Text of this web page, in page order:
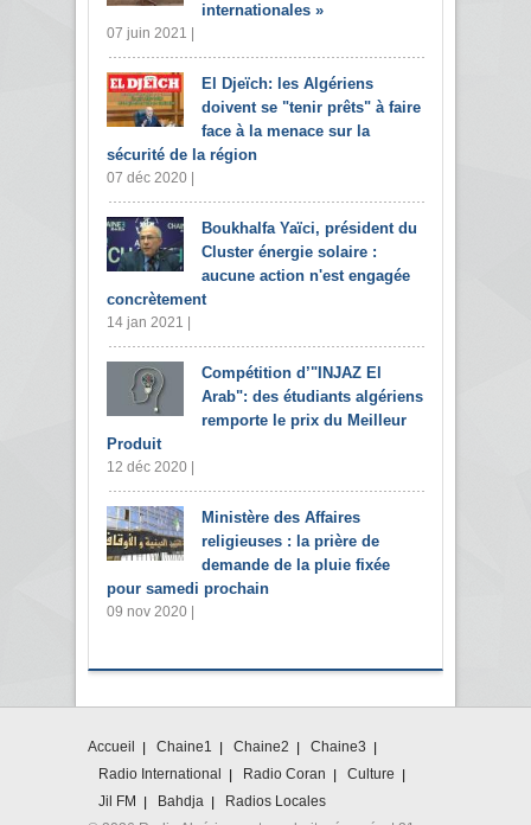
internationales »
07 juin 2021 |
El Djeïch: les Algériens
doivent se "tenir prêts" à faire
face à la menace sur la
sécurité de la région
07 déc 2020 |
Boukhalfa Yaïci, président du
Cluster énergie solaire :
aucune action n'est engagée
concrètement
14 jan 2021 |
Compétition d’"INJAZ El
Arab": des étudiants algériens
remporte le prix du Meilleur
Produit
12 déc 2020 |
Ministère des Affaires
religieuses : la prière de
demande de la pluie fixée
pour samedi prochain
09 nov 2020 |
Accueil Chaine1 Chaine2
Chaine3
Radio International
Radio Coran
Culture
Jil FM
Bahdja
Radios Locales